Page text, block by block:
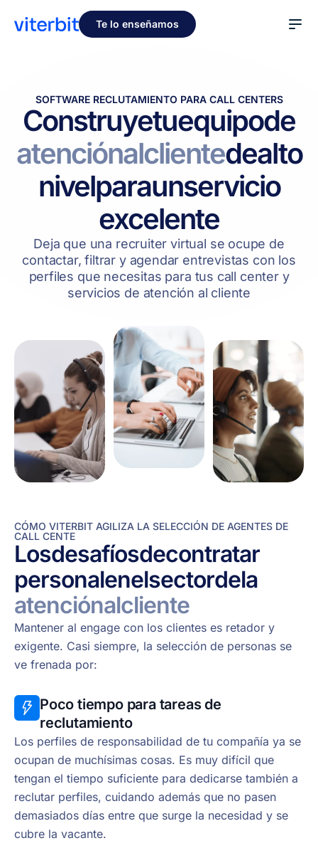
Te lo enseñamos
SOFTWARE RECLUTAMIENTO PARA CALL CENTERS
Construyetuequipode
atenciónalclientedealto
nivelparaunservicio
excelente
Deja que una recruiter virtual se ocupe de
contactar, filtrar y agendar entrevistas con los
perfiles que necesitas para tus call center y
servicios de atención al cliente
CÓMO VITERBIT AGILIZA LA SELECCIÓN DE AGENTES DE
CALL CENTE
Losdesafíosdecontratar
personalenelsectordela
atenciónalcliente
Mantener al engage con los clientes es retador y
exigente. Casi siempre, la selección de personas se
ve frenada por:
Poco tiempo para tareas de
reclutamiento
Los perfiles de responsabilidad de tu compañía ya se
ocupan de muchísimas cosas. Es muy difícil que
tengan el tiempo suficiente para dedicarse también a
reclutar perfiles, cuidando además que no pasen
demasiados días entre que surge la necesidad y se
cubre la vacante.